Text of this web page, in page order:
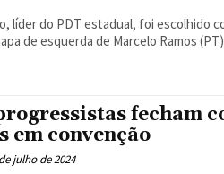
líder do PDT estadual, foi escolhido
de esquerda de Marcelo Ramos
fecham
em convenção
julho de 2024